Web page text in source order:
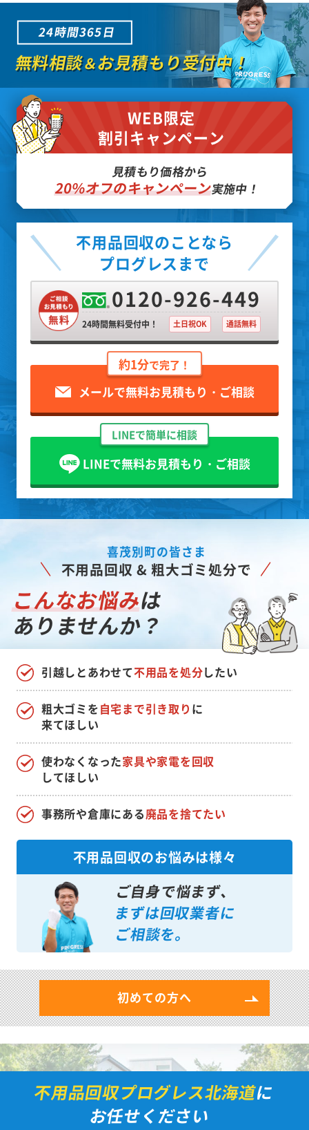
24時間365日
無料相談＆お見積もり受付中！
WEB限定
割引キャンペーン
見積もり価格から
20%オフのキャンペーン実施中！
不用品回収のことなら
プログレスまで
0120-926-449
24時間無料受付中！ 土日祝OK 通話無料
約1分で完了！
メールで無料お見積もり・ご相談
LINEで簡単に相談
LINEで無料お見積もり・ご相談
喜茂別町の皆さま
不用品回収 & 粗大ゴミ処分で
こんなお悩みは
ありませんか？
引越しとあわせて不用品を処分したい
使わなくなった家具や家電を回収
してほしい
粗大ゴミを自宅まで引き取り に
来てほしい
事務所や倉庫にある廃品を捨てたい
不用品回収のお悩みは様々
ご自身で悩まず、
まずは回収業者に
ご相談を。
初めての方へ
不用品回収プログレス北海道に
お任せください